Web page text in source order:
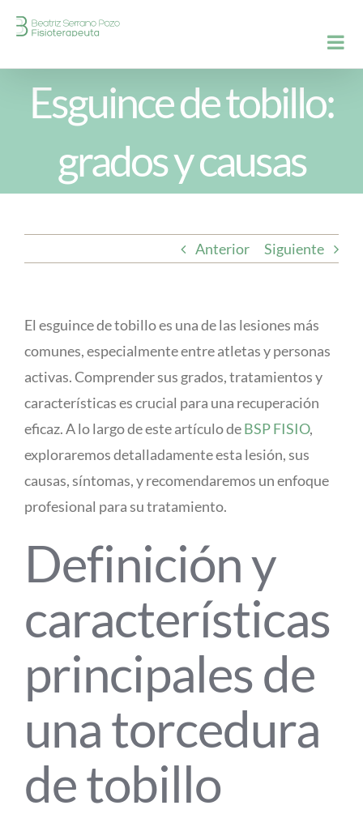
Saltar
contenido
Esguince de tobillo:
grados y causas
Anterior Siguiente
El esguince de tobillo es una de las lesiones más
comunes, especialmente entre atletas y personas
activas. Comprender sus grados, tratamientos y
características es crucial para una recuperación
eficaz. A lo largo de este artículo deBSP FISIO,
exploraremos detalladamente esta lesión, sus
causas, síntomas, y recomendaremos un enfoque
profesional para su tratamiento.
Definición y
características
principales de
una torcedura
de tobillo